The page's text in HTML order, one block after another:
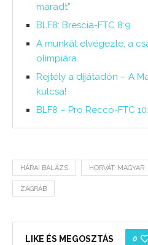
maradt”
BLF8: Brescia-FTC 8:9
A munkát elvégezte, a
olimpiára
Rejtély a díjátadón – A
kulcsa!
BLF8 – Pro Recco-FTC
HÁRAI BALÁZS HORVÁT-MAGYAR
ZÁGRÁB
LIKE ÉS MEGOSZTÁS 0